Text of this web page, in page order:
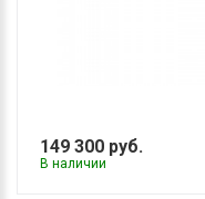
149 300 руб.
В наличии